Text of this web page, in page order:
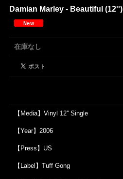
Damian Marley - Beautiful (12'')
在庫なし
【Media】Vinyl 12'' Single
【Year】2006
【Press】US
【Label】Tuff Gong